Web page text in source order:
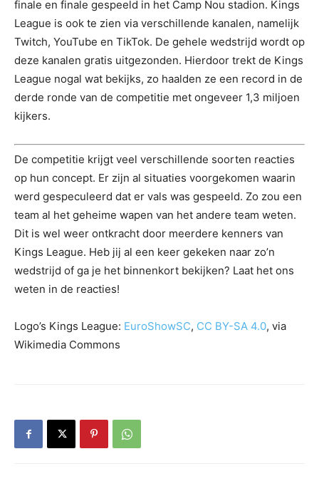
finale en finale gespeeld in het Camp Nou stadion. Kings
League is ook te zien via verschillende kanalen, namelijk
Twitch, YouTube en TikTok. De gehele wedstrijd wordt op
deze kanalen gratis uitgezonden. Hierdoor trekt de Kings
League nogal wat bekijks, zo haalden ze een record in de
derde ronde van de competitie met ongeveer 1,3 miljoen
kijkers.
De competitie krijgt veel verschillende soorten reacties
op hun concept. Er zijn al situaties voorgekomen waarin
werd gespeculeerd dat er vals was gespeeld. Zo zou een
team al het geheime wapen van het andere team weten.
Dit is wel weer ontkracht door meerdere kenners van
Kings League. Heb jij al een keer gekeken naar zo’n
wedstrijd of ga je het binnenkort bekijken? Laat het ons
weten in de reacties!
Logo’s Kings League: EuroShowSC, CC BY-SA 4.0, via
Wikimedia Commons